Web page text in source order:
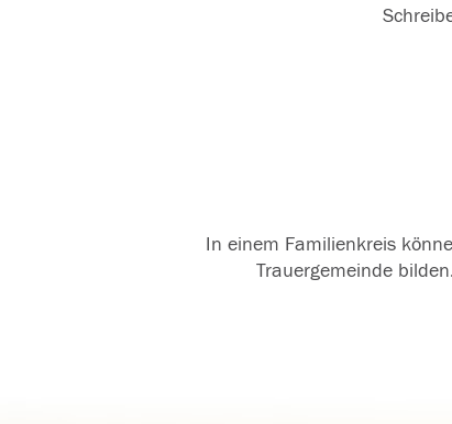
In einem Familienkreis
Trauergemeinde